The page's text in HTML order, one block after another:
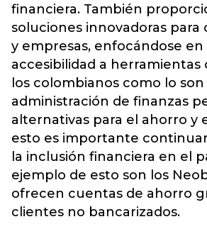
financiera. También
soluciones innovadoras para
y empresas, enfocándose en
accesibilidad a herramientas
los colombianos como lo son
administración de finanzas
alternativas para el ahorro y
esto es importante
la inclusión financiera en el
ejemplo de esto son los
ofrecen cuentas de ahorro
clientes no bancarizados.